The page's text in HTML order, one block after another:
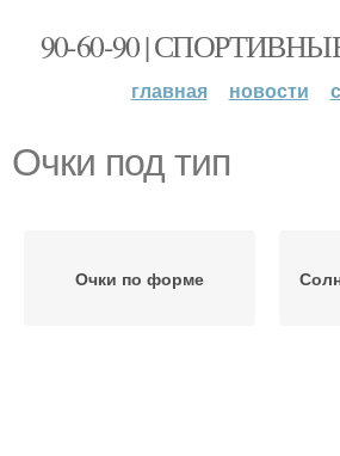
90-60-90 |
главная новости
Очки под тип
Очки по форме